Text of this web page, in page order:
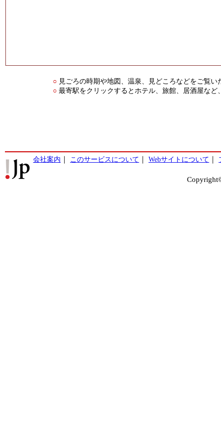
○ 見ごろの時期や地図、温泉、見どころなどをご覧い
○ 最寄駅をクリックするとホテル、旅館、居酒屋な
会社案内 このサービスについて Webサイトについて